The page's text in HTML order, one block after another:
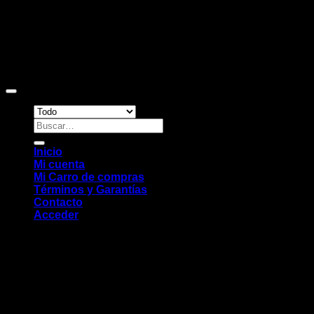
Buscar
por:
Inicio
Mi cuenta
Mi Carro de compras
Términos y Garantías
Contacto
Acceder